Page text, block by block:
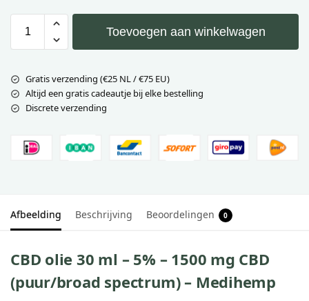
Toevoegen aan winkelwagen
Gratis verzending (€25 NL / €75 EU)
Altijd een gratis cadeautje bij elke bestelling
Discrete verzending
Afbeelding Beschrijving Beoordelingen 0
CBD olie 30 ml – 5% – 1500 mg CBD
(puur/broad spectrum) – Medihemp